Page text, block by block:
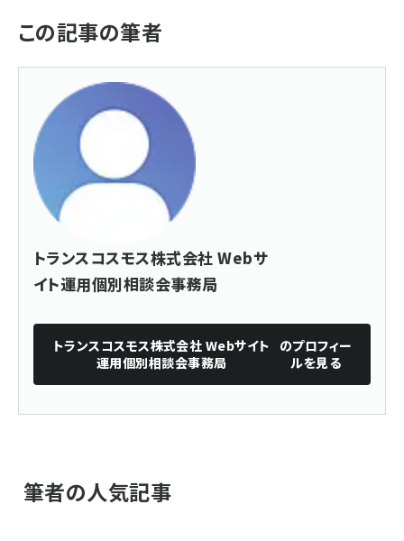
この記事の筆者
トランスコスモス株式会社 Webサ
イト運用個別相談会事務局
トランスコスモス株式会社 Webサイト
運用個別相談会事務局
のプロフィー
ルを見る
筆者の人気記事